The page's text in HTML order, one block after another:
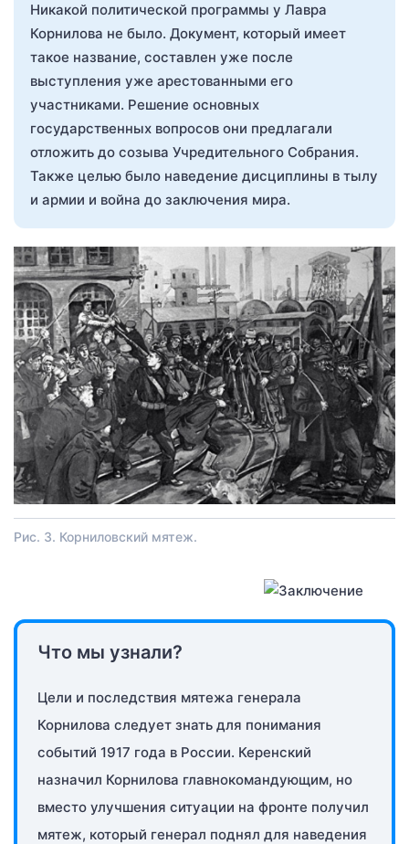
Никакой политической программы у Лавра
Корнилова не было. Документ, который имеет
такое название, составлен уже после
выступления уже арестованными его
участниками. Решение основных
государственных вопросов они предлагали
отложить до созыва Учредительного Собрания.
Также целью было наведение дисциплины в тылу
и армии и война до заключения мира.
Рис. 3. Корниловский мятеж.
Что мы узнали?
Цели и последствия мятежа генерала
Корнилова следует знать для понимания
событий 1917 года в России. Керенский
назначил Корнилова главнокомандующим, но
вместо улучшения ситуации на фронте получил
мятеж, который генерал поднял для наведения